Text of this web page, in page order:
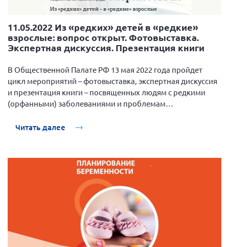
11.05.2022 Из «редких» детей в «редкие»
взрослые: вопрос открыт. Фотовыставка.
Экспертная дискуссия. Презентация книги
В Общественной Палате РФ 13 мая 2022 года пройдет
цикл мероприятий – фотовыставка, экспертная дискуссия
и презентация книги – посвященных людям с редкими
(орфанными) заболеваниями и проблемам
Читать далее